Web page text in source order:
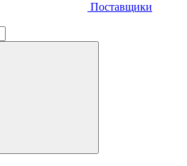
Поставщики